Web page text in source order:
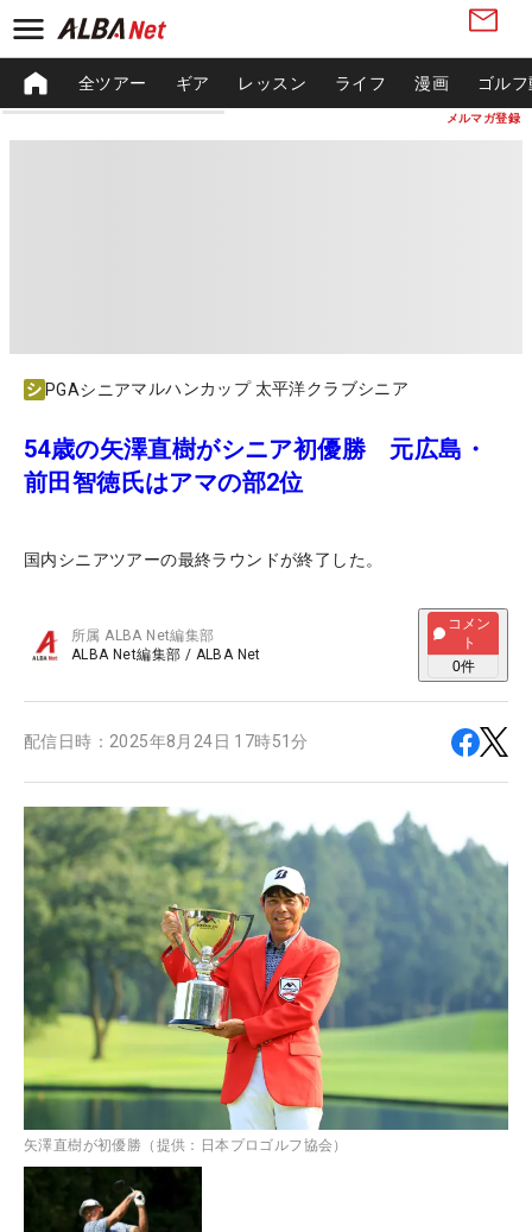
メルマガ登録
全ツアー ギア レッスン ライフ 漫画 ゴル
PGAシニアマルハンカップ 太平洋クラブシニア
54歳の矢澤直樹がシニア初優勝 元広島・
前田智徳氏はアマの部2位
国内シニアツアーの最終ラウンドが終了した。
所属ALBA Net編集部
ALBA Net編集部 / ALBA Net
コメン
ト
0件
配信日時： 2025年8月24日 17時51分
矢澤直樹が初優勝（提供：日本プロゴルフ協会）